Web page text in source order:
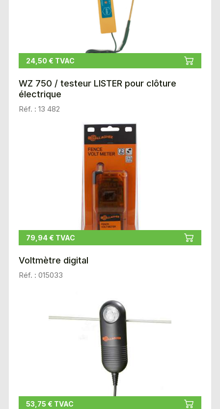
24,50 € TVAC
WZ 750 / testeur LISTER pour clôture
électrique
Réf. : 13 482
79,94 € TVAC
Voltmètre digital
Réf. : 015033
53,75 € TVAC